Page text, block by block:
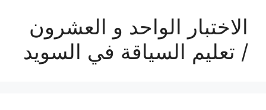
الاختبار الواحد و العشرون
/ تعليم السياقة في السويد